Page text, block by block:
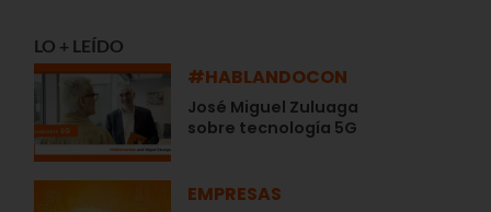
LO + LEÍDO
#HABLANDOCON
José Miguel Zuluaga
sobre tecnología 5G
EMPRESAS